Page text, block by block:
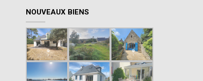
NOUVEAUX BIENS